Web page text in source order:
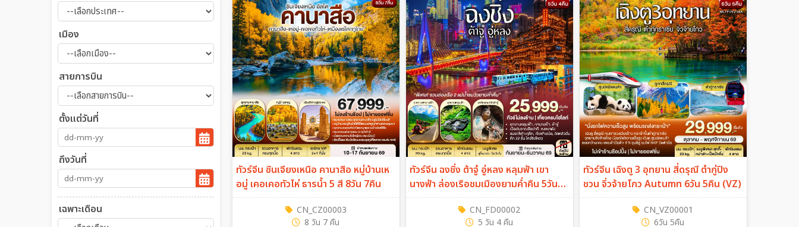
เมือง
สายการบิน
ตั้งแต่วันที่
ถึงวันที่
เฉพาะเดือน
ทัวร์จีน ซินเจียงเหนือ คานาสือ หมู่บ้านเห
อมู่ เคอเคอทัวไห่ ธารน้ำ 5 สี 8วัน 7คืน
CN_CZ00003
8 วัน 7 คืน
ทัวร์จีน ฉงชิ่ง ต้าจู๋ อู่หลง หลุมฟ้า เขา
นางฟ้า ล่องเรือชมเมืองยามค่ำคืน 5วัน
4คืน (FD)
CN_FD00002
5 วัน 4 คืน
ทัวร์จีน เฉิงตู 3 อุทยาน สี่ดรุณี ต๋ากู่ปิง
ชวน จิ่วจ้ายโกว Autumn 6วัน 5คืน (VZ)
CN_VZ00001
6วัน 5คืน